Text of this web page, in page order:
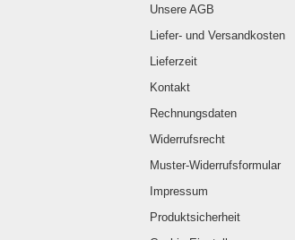
Unsere AGB
Liefer- und Versandkosten
Lieferzeit
Kontakt
Rechnungsdaten
Widerrufsrecht
Muster-Widerrufsformular
Impressum
Produktsicherheit